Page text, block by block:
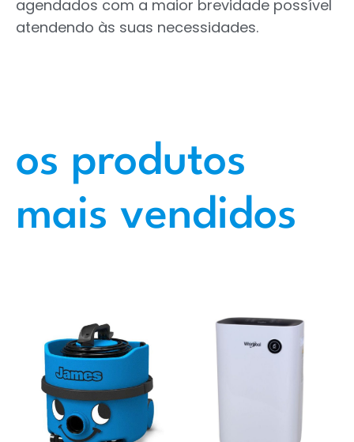
agendados com a maior brevidade possível
atendendo às suas necessidades.
os produtos
mais vendidos